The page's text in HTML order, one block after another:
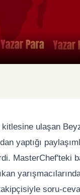
ulaşan
yaptığı
MasterChef'teki
soru-